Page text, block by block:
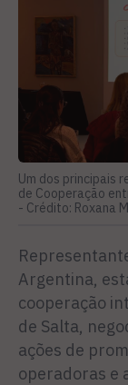
Um dos principais
de Cooperação
- Crédito: Roxana
Argentina,
cooperação
de Salta,
ações de
operadoras e